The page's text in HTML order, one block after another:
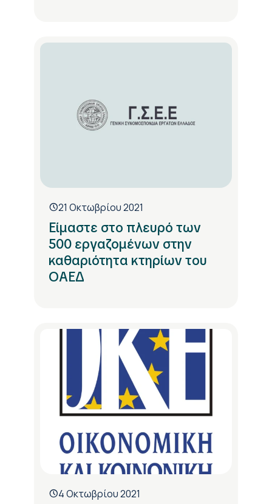
21 Οκτωβρίου 2021
Είμαστε στο πλευρό των
500 εργαζομένων στην
καθαριότητα κτηρίων του
ΟΑΕΔ
4 Οκτωβρίου 2021